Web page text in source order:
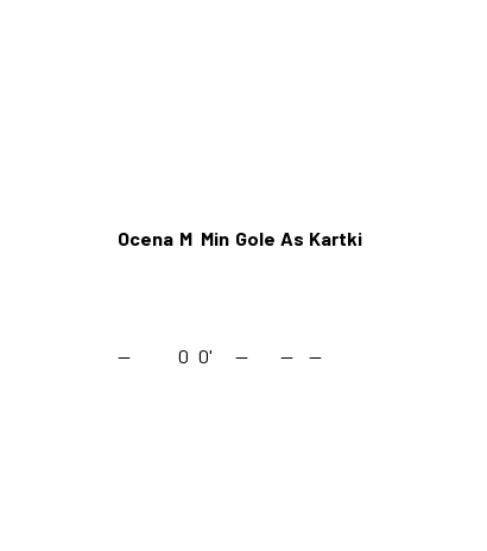
Ocena M Min Gole As Kartki
— 0 0' — — —